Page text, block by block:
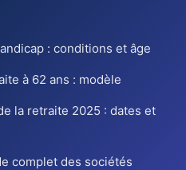
: conditions et âge
à 62 ans : modèle
la retraite 2025 : dates et
complet des sociétés